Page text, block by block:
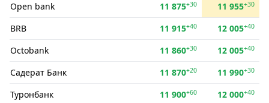
Open bank 11 875+30 11 955+30
BRB 11 915+40 12 005+40
Octobank 11 860+30 12 005+40
Садерат Банк 11 870+20 11 990+30
Туронбанк 11 900+60 12 000+40